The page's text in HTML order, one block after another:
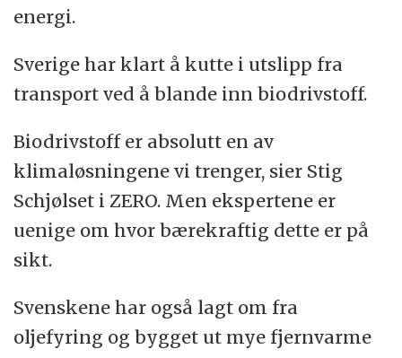
energi.
Sverige har klart å kutte i utslipp fra
transport ved å blande inn biodrivstoff.
Biodrivstoff er absolutt en av
klimaløsningene vi trenger, sier Stig
Schjølset i ZERO. Men ekspertene er
uenige om hvor bærekraftig dette er på
sikt.
Svenskene har også lagt om fra
oljefyring og bygget ut mye fjernvarme